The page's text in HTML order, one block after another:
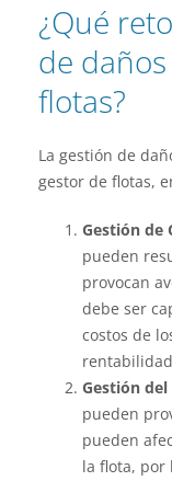
¿Qué
de
flotas?
La gestión de
gestor de flotas,
Gestión de
pueden
provocan
debe ser
costos de
Gestión del
pueden
pueden
la flota, por